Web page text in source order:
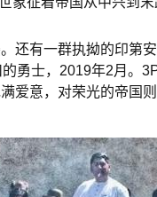
还有一群执拗的印第
勇士，2019年2月。
爱意，对荣光的帝国则